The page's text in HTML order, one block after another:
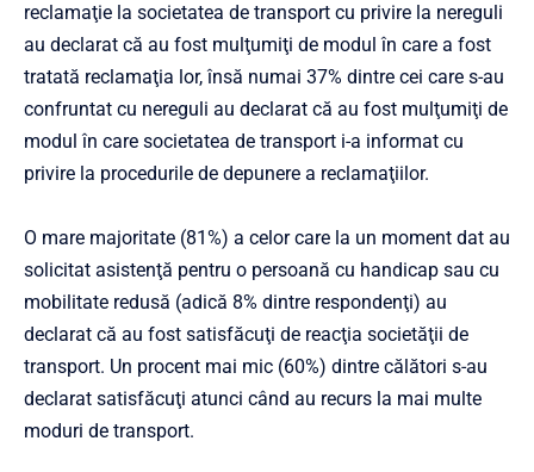
reclamaţie la societatea de transport cu privire la nereguli
au declarat că au fost mulţumiţi de modul în care a fost
tratată reclamaţia lor, însă numai 37% dintre cei care s-au
confruntat cu nereguli au declarat că au fost mulţumiţi de
modul în care societatea de transport i-a informat cu
privire la procedurile de depunere a reclamaţiilor.
O mare majoritate (81%) a celor care la un moment dat au
solicitat asistenţă pentru o persoană cu handicap sau cu
mobilitate redusă (adică 8% dintre respondenţi) au
declarat că au fost satisfăcuţi de reacţia societăţii de
transport. Un procent mai mic (60%) dintre călători s-au
declarat satisfăcuţi atunci când au recurs la mai multe
moduri de transport.